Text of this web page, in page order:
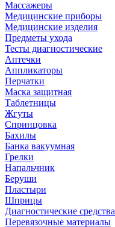
Массажеры
Медицинские приборы
Медицинские изделия
Предметы ухода
Тесты диагностические
Аптечки
Аппликаторы
Перчатки
Маска защитная
Таблетницы
Жгуты
Спринцовка
Бахилы
Банка вакуумная
Грелки
Напальчник
Беруши
Пластыри
Шприцы
Диагностические средства
Перевязочные материалы